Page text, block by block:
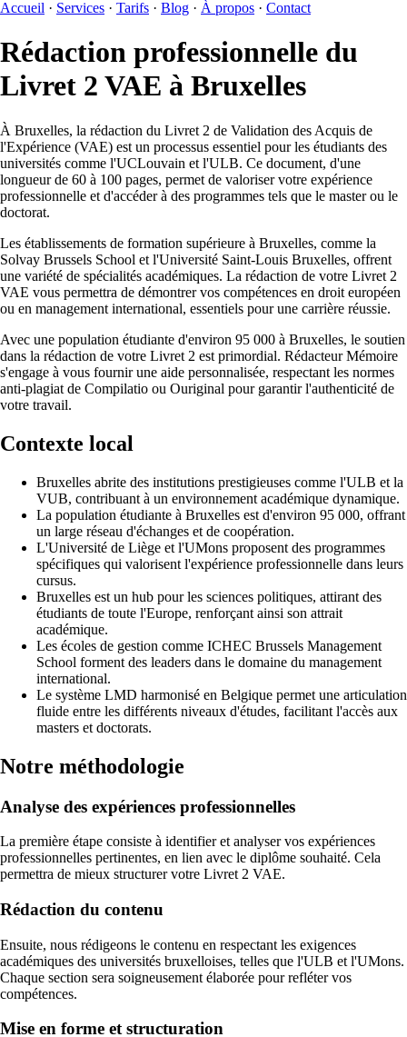
Accueil · Services · Tarifs · Blog · À propos · Contact
Rédaction professionnelle du
Livret 2 VAE à Bruxelles
À Bruxelles, la rédaction du Livret 2 de Validation des Acquis de
l'Expérience (VAE) est un processus essentiel pour les étudiants des
universités comme l'UCLouvain et l'ULB. Ce document, d'une
longueur de 60 à 100 pages, permet de valoriser votre expérience
professionnelle et d'accéder à des programmes tels que le master ou le
doctorat.
Les établissements de formation supérieure à Bruxelles, comme la
Solvay Brussels School et l'Université Saint-Louis Bruxelles, offrent
une variété de spécialités académiques. La rédaction de votre Livret 2
VAE vous permettra de démontrer vos compétences en droit européen
ou en management international, essentiels pour une carrière réussie.
Avec une population étudiante d'environ 95 000 à Bruxelles, le soutien
dans la rédaction de votre Livret 2 est primordial. Rédacteur Mémoire
s'engage à vous fournir une aide personnalisée, respectant les normes
anti-plagiat de Compilatio ou Ouriginal pour garantir l'authenticité de
votre travail.
Contexte local
Bruxelles abrite des institutions prestigieuses comme l'ULB et la
VUB, contribuant à un environnement académique dynamique.
La population étudiante à Bruxelles est d'environ 95 000, offrant
un large réseau d'échanges et de coopération.
L'Université de Liège et l'UMons proposent des programmes
spécifiques qui valorisent l'expérience professionnelle dans leurs
cursus.
Bruxelles est un hub pour les sciences politiques, attirant des
étudiants de toute l'Europe, renforçant ainsi son attrait
académique.
Les écoles de gestion comme ICHEC Brussels Management
School forment des leaders dans le domaine du management
international.
Le système LMD harmonisé en Belgique permet une articulation
fluide entre les différents niveaux d'études, facilitant l'accès aux
masters et doctorats.
Notre méthodologie
Analyse des expériences professionnelles
La première étape consiste à identifier et analyser vos expériences
professionnelles pertinentes, en lien avec le diplôme souhaité. Cela
permettra de mieux structurer votre Livret 2 VAE.
Rédaction du contenu
Ensuite, nous rédigeons le contenu en respectant les exigences
académiques des universités bruxelloises, telles que l'ULB et l'UMons.
Chaque section sera soigneusement élaborée pour refléter vos
compétences.
Mise en forme et structuration